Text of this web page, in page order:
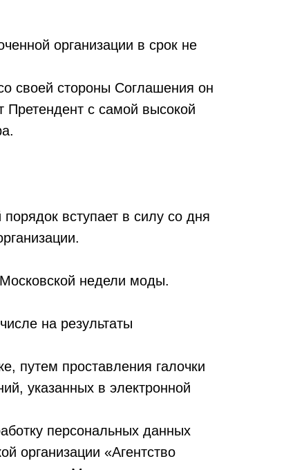
организации в срок не
своей стороны Соглашения он
Претендент с самой высокой
вступает в силу со дня
недели моды.
на результаты
путем проставления галочки
указанных в электронной
персональных данных
организации «Агентство